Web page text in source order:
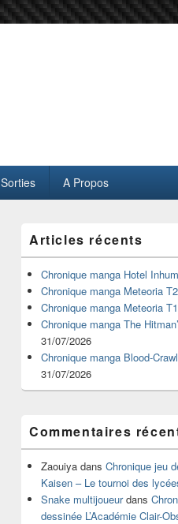
Sorties A Propos
principale
de
widget
pour
barre
latérale
Articles récents
Chronique manga Hotel
Chronique manga Meteoria T2
Chronique manga Meteoria T1
Chronique manga The
31/07/2026
Chronique manga Blood-
31/07/2026
Commentaires
Zaouiya dans Chronique jeu
Kaisen – Le tournoi des
Snake multijoueurdans
dessinée L’Académie Clair-